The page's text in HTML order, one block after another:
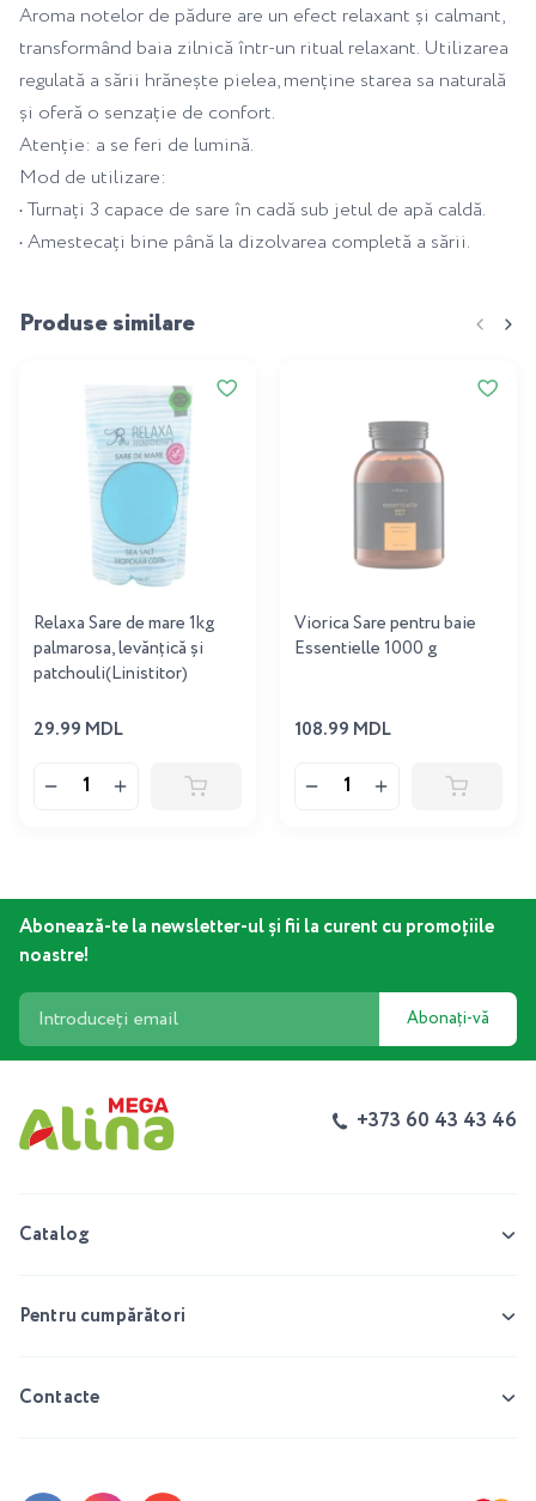
Aroma notelor de pădure are un efect relaxant și calmant,
transformând baia zilnică într-un ritual relaxant. Utilizarea
regulată a sării hrănește pielea, menține starea sa naturală
și oferă o senzație de confort.
Atenție: a se feri de lumină.
Mod de utilizare:
• Turnați 3 capace de sare în cadă sub jetul de apă caldă.
• Amestecați bine până la dizolvarea completă a sării.
Produse similare
Relaxa Sare de mare 1kg
palmarosa, levănţică și
patchouli(Linistitor)
29.99 MDL
Viorica Sare pentru baie
Essentielle 1000 g
108.99 MDL
Abonează-te la newsletter-ul și fii la curent cu promoțiile
noastre!
Abonați-vă
+373 60 43 43 46
Catalog
Pentru cumpărători
Contacte